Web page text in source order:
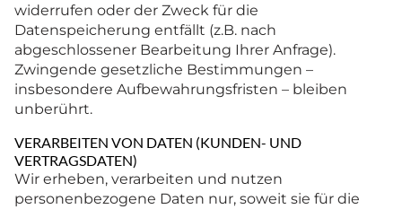
widerrufen oder der Zweck für die
Datenspeicherung entfällt (z.B. nach
abgeschlossener Bearbeitung Ihrer Anfrage).
Zwingende gesetzliche Bestimmungen –
insbesondere Aufbewahrungsfristen – bleiben
unberührt.
VERARBEITEN VON DATEN (KUNDEN- UND
VERTRAGSDATEN)
Wir erheben, verarbeiten und nutzen
personenbezogene Daten nur, soweit sie für die